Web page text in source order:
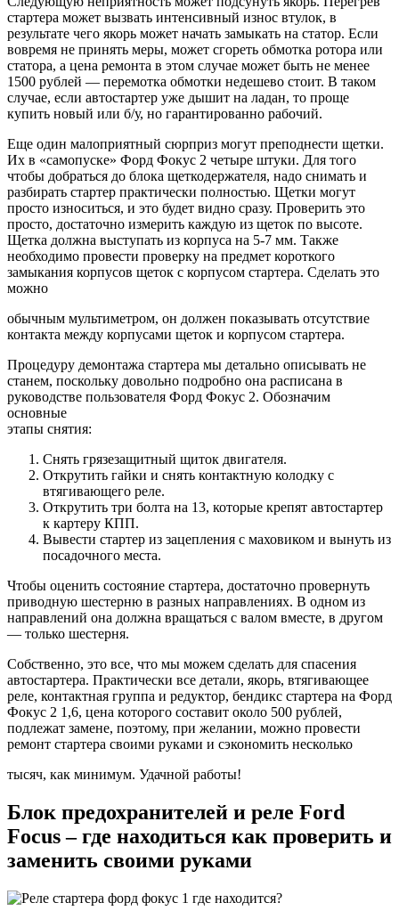
стартера может вызвать интенсивный износ втулок, в
результате чего якорь может начать замыкать на статор. Если
вовремя не принять меры, может сгореть обмотка ротора или
статора, а цена ремонта в этом случае может быть не менее
1500 рублей — перемотка обмотки недешево стоит. В таком
случае, если автостартер уже дышит на ладан, то проще
купить новый или б/у, но гарантированно рабочий.
Еще один малоприятный сюрприз могут преподнести щетки.
Их в «самопуске» Форд Фокус 2 четыре штуки. Для того
чтобы добраться до блока щеткодержателя, надо снимать и
разбирать стартер практически полностью. Щетки могут
просто износиться, и это будет видно сразу. Проверить это
просто, достаточно измерить каждую из щеток по высоте.
Щетка должна выступать из корпуса на 5-7 мм. Также
необходимо провести проверку на предмет короткого
замыкания корпусов щеток с корпусом стартера. Сделать это
можно
обычным мультиметром, он должен показывать отсутствие
контакта между корпусами щеток и корпусом стартера.
Процедуру демонтажа стартера мы детально описывать не
станем, поскольку довольно подробно она расписана в
руководстве пользователя Форд Фокус 2. Обозначим
основные
этапы снятия:
Снять грязезащитный щиток двигателя.
Открутить гайки и снять контактную колодку с
втягивающего реле.
Открутить три болта на 13, которые крепят автостартер
к картеру КПП.
Вывести стартер из зацепления с маховиком и вынуть из
посадочного места.
Чтобы оценить состояние стартера, достаточно провернуть
приводную шестерню в разных направлениях. В одном из
направлений она должна вращаться с валом вместе, в другом
— только шестерня.
Собственно, это все, что мы можем сделать для спасения
автостартера. Практически все детали, якорь, втягивающее
реле, контактная группа и редуктор, бендикс стартера на Форд
Фокус 2 1,6, цена которого составит около 500 рублей,
подлежат замене, поэтому, при желании, можно провести
ремонт стартера своими руками и сэкономить несколько
тысяч, как минимум. Удачной работы!
Блок предохранителей и реле Ford
Focus – где находиться как проверить и
заменить своими руками